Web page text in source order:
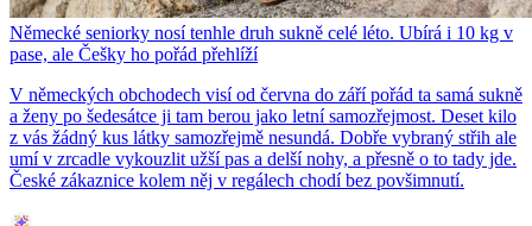
Německé seniorky nosí tenhle druh sukně celé léto. Ubírá i 10 kg v
pase, ale Češky ho pořád přehlíží
V německých obchodech visí od června do září pořád ta samá sukně
a ženy po šedesátce ji tam berou jako letní samozřejmost. Deset kilo
z vás žádný kus látky samozřejmě nesundá. Dobře vybraný střih ale
umí v zrcadle vykouzlit užší pas a delší nohy, a přesně o to tady jde.
České zákaznice kolem něj v regálech chodí bez povšimnutí.